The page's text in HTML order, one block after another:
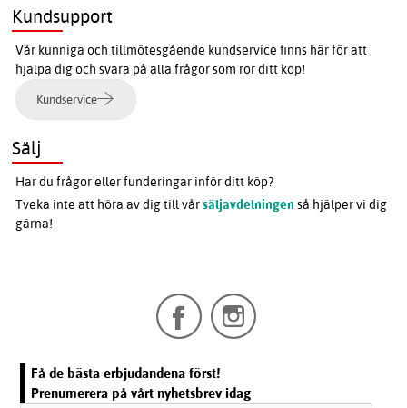
Kundsupport
Vår kunniga och tillmötesgående kundservice finns här för att
hjälpa dig och svara på alla frågor som rör ditt köp!
Kundservice
Sälj
Har du frågor eller funderingar inför ditt köp?
Tveka inte att höra av dig till vårsäljavdelningen så hjälper vi dig
gärna!
Få de bästa erbjudandena först!
Prenumerera på vårt nyhetsbrev idag